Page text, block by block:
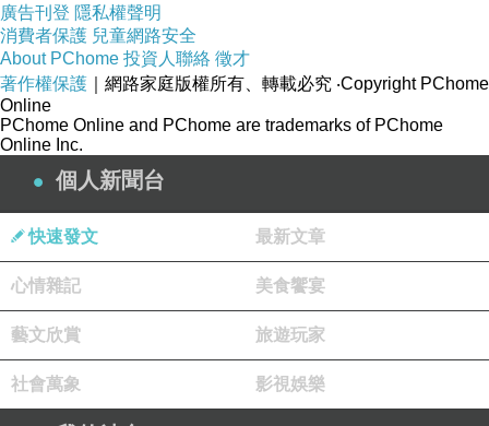
商品訊息描述:
Marsace瑪瑟士 NP-D800專用快拆板(公司貨)
廣告刊登 隱私權聲明
消費者保護 兒童網路安全
About PChome 投資人聯絡 徵才
著作權保護 ｜網路家庭版權所有、轉載必究 ‧Copyright PChome
Online
PChome Online and PChome are trademarks of PChome
Online Inc.
個人新聞台
快速發文 最新文章
心情雜記 美食饗宴
藝文欣賞 旅遊玩家
社會萬象 影視娛樂